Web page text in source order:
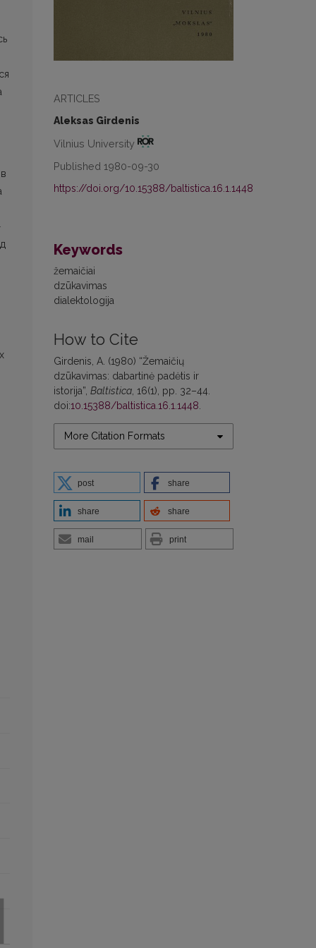
ARTICLES
Aleksas Girdenis
Vilnius University
Published 1980-09-30
https://doi.org/10.15388/baltistica.16.1.1448
Keywords
žemaičiai
dzūkavimas
dialektologija
How to Cite
Girdenis, A. (1980) “Žemaičių
dzūkavimas: dabartinė padėtis ir
istorija”, Baltistica , 16(1), pp. 32–44.
doi:10.15388/baltistica.16.1.1448
More Citation Formats
post share
share share
mail print